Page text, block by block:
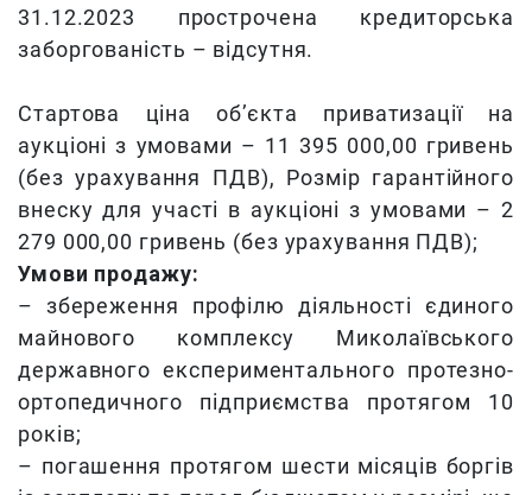
31.12.2023 прострочена кредиторська
заборгованість – відсутня.
Стартова ціна об’єкта приватизації на
аукціоні з умовами – 11 395 000,00 гривень
(без урахування ПДВ), Розмір гарантійного
внеску для участі в аукціоні з умовами – 2
279 000,00 гривень (без урахування ПДВ);
Умови продажу:
– збереження профілю діяльності єдиного
майнового комплексу Миколаївського
державного експериментального протезно-
ортопедичного підприємства протягом 10
років;
– погашення протягом шести місяців боргів